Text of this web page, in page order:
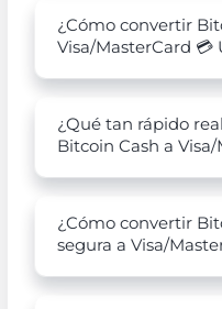
¿Cómo convertir
Visa/MasterCard 💳
¿Qué tan rápido
Bitcoin Cash a
¿Cómo convertir
segura a Visa/